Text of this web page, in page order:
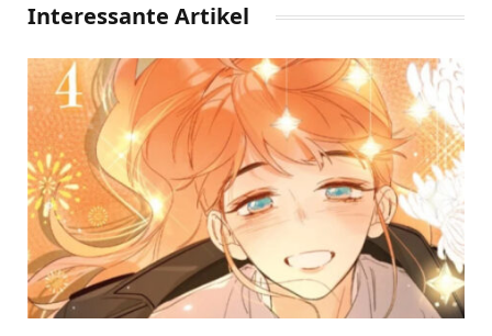
Interessante Artikel